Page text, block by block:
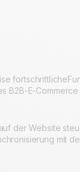
B2B-E-
der Website
mit